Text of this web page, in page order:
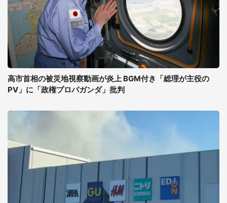
高市首相の被災地視察動画が炎上 BGM付き「総理が主役の
PV」に「政権プロパガンダ」批判